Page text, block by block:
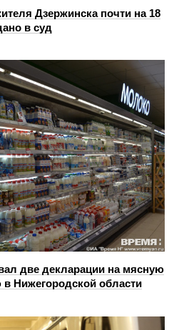
Дзержинска почти на 18
в суд
две декларации на мясную
Нижегородской области